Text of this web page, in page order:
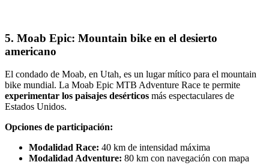
5. Moab Epic: Mountain bike en el desierto
americano
El condado de Moab, en Utah, es un lugar mítico para el mountain
bike mundial. La Moab Epic MTB Adventure Race te permite
experimentar los paisajes desérticos más espectaculares de
Estados Unidos.
Opciones de participación:
Modalidad Race: 40 km de intensidad máxima
Modalidad Adventure: 80 km con navegación con mapa